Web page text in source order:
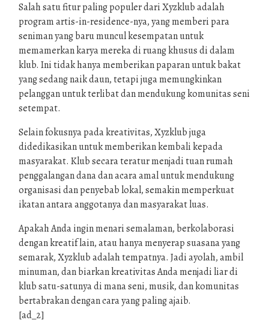
Salah satu fitur paling populer dari Xyzklub adalah
program artis-in-residence-nya, yang memberi para
seniman yang baru muncul kesempatan untuk
memamerkan karya mereka di ruang khusus di dalam
klub. Ini tidak hanya memberikan paparan untuk bakat
yang sedang naik daun, tetapi juga memungkinkan
pelanggan untuk terlibat dan mendukung komunitas seni
setempat.
Selain fokusnya pada kreativitas, Xyzklub juga
didedikasikan untuk memberikan kembali kepada
masyarakat. Klub secara teratur menjadi tuan rumah
penggalangan dana dan acara amal untuk mendukung
organisasi dan penyebab lokal, semakin memperkuat
ikatan antara anggotanya dan masyarakat luas.
Apakah Anda ingin menari semalaman, berkolaborasi
dengan kreatif lain, atau hanya menyerap suasana yang
semarak, Xyzklub adalah tempatnya. Jadi ayolah, ambil
minuman, dan biarkan kreativitas Anda menjadi liar di
klub satu-satunya di mana seni, musik, dan komunitas
bertabrakan dengan cara yang paling ajaib.
[ad_2]